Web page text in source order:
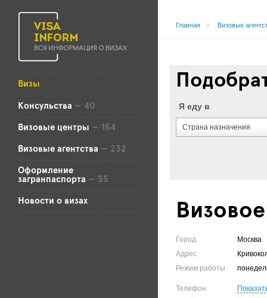
Визы
Консульства — 40
Визовые центры — 154
Визовые агентства — 232
Оформление
загранпаспорта — 55
Новости о визах
Главная » Визовые
Я еду в
Страна назначения
Город
Москва
Адрес
Режим работы
Телефон